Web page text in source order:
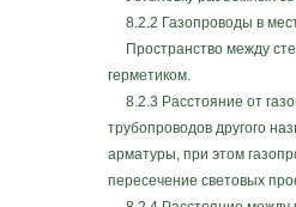
8.2.2 Газопроводы в
Пространство между
герметиком.
8.2.3 Расстояние от
трубопроводов другого
арматуры, при этом
пересечение световых